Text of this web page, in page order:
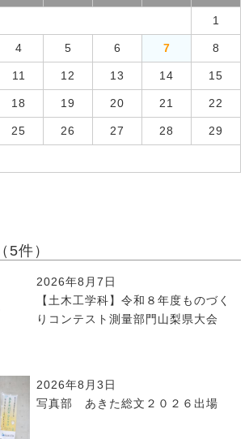
1
4 5 6 7 8
11 12 13 14 15
18 19 20 21 22
25 26 27 28 29
5件）
2026年8月7日
【土木工学科】令和８年度ものづく
りコンテスト測量部門山梨県大会
2026年8月3日
写真部 あきた総文２０２６出場